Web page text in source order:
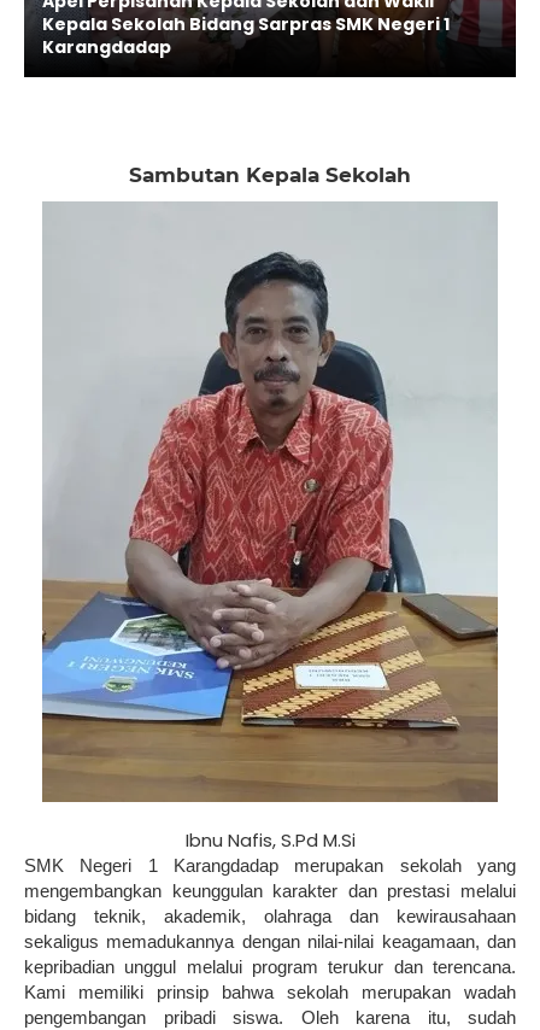
Kepala Sekolah Bidang Sarpras SMK Negeri 1
Karangdadap
Sambutan Kepala Sekolah
Ibnu Nafis, S.Pd M.Si
SMK Negeri 1 Karangdadap merupakan sekolah yang
mengembangkan keunggulan karakter dan prestasi melalui
bidang teknik, akademik, olahraga dan kewirausahaan
sekaligus memadukannya dengan nilai-nilai keagamaan, dan
kepribadian unggul melalui program terukur dan terencana.
Kami memiliki prinsip bahwa sekolah merupakan wadah
pengembangan pribadi siswa. Oleh karena itu, sudah